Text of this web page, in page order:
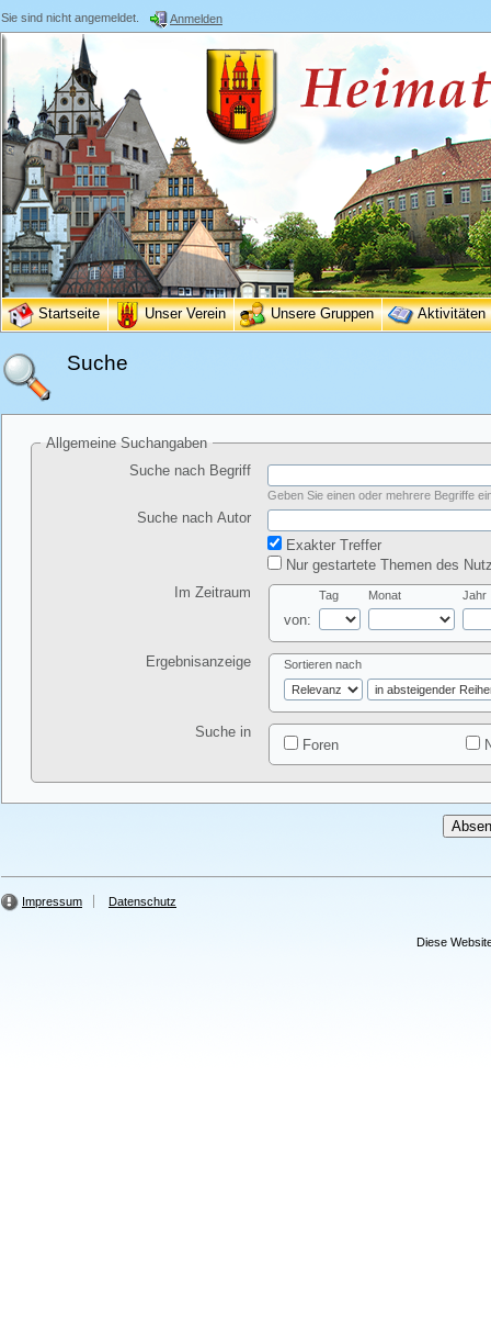
Sie sind nicht angemeldet. Anmelden
Startseite Unser Verein Unsere Gruppen Aktivitäten
Suche
Allgemeine Suchangaben
Suche nach Begriff
Geben Sie einen oder mehrere Begriffe
Suche nach Autor
Exakter Treffer
Nur gestartete Themen des
Im Zeitraum
von:
Tag Monat Jahr
Ergebnisanzeige Sortieren nach
Suche in
Foren
Impressum Datenschutz
Diese